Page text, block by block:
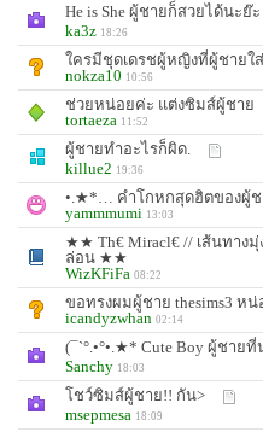
He is She ผู้ชายก็สวยได้นะย๊
ka3z 18:26
ใครมีชุดเดรชผู้หญิงที่ผู้ชายใ
nokza10 10:56
ช่วยหน่อยค่ะ แต่งซิมส์ผู้ชาย
tortaeza 11:52
ผู้ชายทำอะไรก็ผิด.
killue2 19:36
•.★*… คำโกหกสุดฮิตของผู้
yammmumi 13:03
★★ Th€ Miracl€ // เส้นทาง
ล่อน ★★
WizKFiFa 08:22
ขอทรงผมผู้ชาย thesims3 ห
icandyzwhan 02:14
(¯`°.•°•.★* Cute Boy ผู้ชายที่
Sanchy 18:03
โชว์ซิมส์ผู้ชาย!! กัน>
msepmesa 18:09